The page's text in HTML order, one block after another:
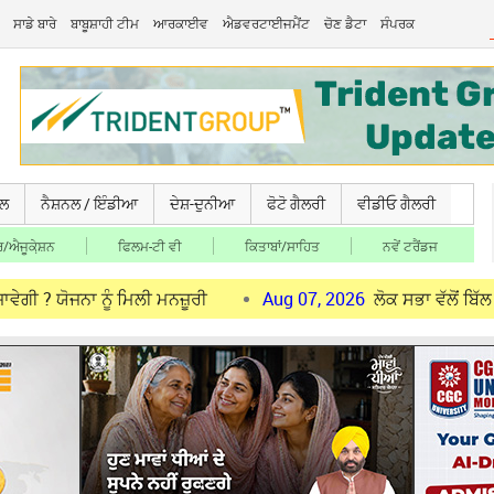
ਸਾਡੇ ਬਾਰੇ ਬਾਬੂਸ਼ਾਹੀ ਟੀਮ ਆਰਕਾਈਵ ਐਡਵਰਟਾਈਜਮੈਂਟ ਚੋਣ ਡੈਟਾ ਸੰਪਰਕ
ਨੈਸ਼ਨਲ / ਇੰਡੀਆ ਦੇਸ਼-ਦੁਨੀਆ ਫੋਟੋ ਗੈਲਰੀ ਵੀਡੀਓ ਗੈਲਰੀ
ਐਜੂਕੇ਼ਸ਼ਨ ਫਿਲਮ-ਟੀ ਵੀ ਕਿਤਾਬਾਂ/ਸਾਹਿਤ ਨਵੇਂ ਟਰੈਂਡਜ
ਨੂੰ ਮਿਲੀ ਮਨਜ਼ੂਰੀ Aug 07, 2026 ਲੋਕ ਸਭਾ ਵੱਲੋਂ ਬਿੱਲ ਪਾਸ ਹੋਣ ਤੋਂ